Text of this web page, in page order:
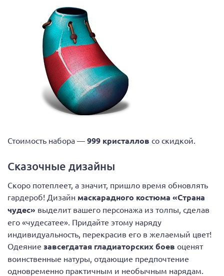
Стоимость набора — 999 кристаллов со скидкой.
Сказочные дизайны
Скоро потеплеет, а значит, пришло время обновлять
гардероб! Дизайн маскарадного костюма «Страна
чудес» выделит вашего персонажа из толпы, сделав
его «чудесатее». Придайте этому наряду
индивидуальность, перекрасив его в желаемый цвет!
Одеяние завсегдатая гладиаторских боев оценят
воинственные натуры, отдающие предпочтение
одновременно практичным и необычным нарядам.